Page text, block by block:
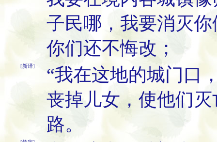
子民哪，我要消灭
你们还不悔改；
[新译]
“我在这地的城门口
丧掉儿女，使他们
路。